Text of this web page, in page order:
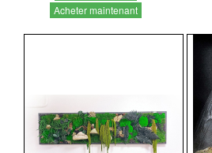
Acheter maintenant